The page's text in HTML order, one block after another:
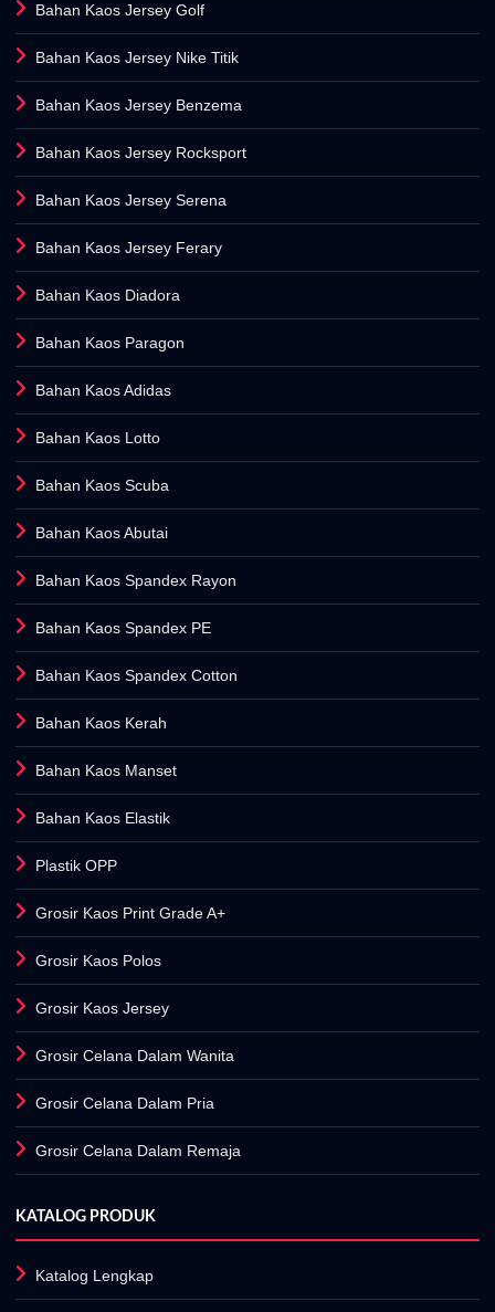
Bahan Kaos Jersey Golf
Bahan Kaos Jersey Nike Titik
Bahan Kaos Jersey Benzema
Bahan Kaos Jersey Rocksport
Bahan Kaos Jersey Serena
Bahan Kaos Jersey Ferary
Bahan Kaos Diadora
Bahan Kaos Paragon
Bahan Kaos Adidas
Bahan Kaos Lotto
Bahan Kaos Scuba
Bahan Kaos Abutai
Bahan Kaos Spandex Rayon
Bahan Kaos Spandex PE
Bahan Kaos Spandex Cotton
Bahan Kaos Kerah
Bahan Kaos Manset
Bahan Kaos Elastik
Plastik OPP
Grosir Kaos Print Grade A+
Grosir Kaos Polos
Grosir Kaos Jersey
Grosir Celana Dalam Wanita
Grosir Celana Dalam Pria
Grosir Celana Dalam Remaja
KATALOG PRODUK
Katalog Lengkap